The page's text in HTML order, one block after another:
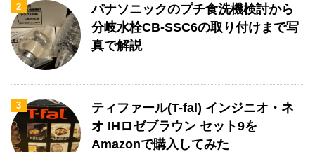
2
パナソニックのプチ食洗機検討から
分岐水栓CB-SSC6の取り付けまで写
真で解説
3
ティファール(T-fal) インジニオ・ネ
オ IHロゼブラウン セット9を
Amazonで購入してみた